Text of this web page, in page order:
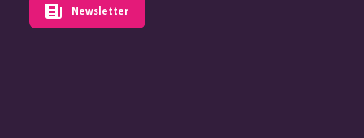
Newsletter